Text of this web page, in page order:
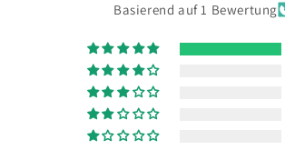
Basierend auf 1 Bewertung